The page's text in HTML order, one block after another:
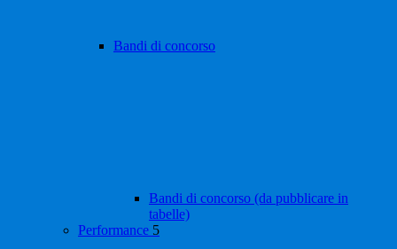
Bandi di concorso
Bandi di concorso (da pubblicare in
tabelle)
Performance 5